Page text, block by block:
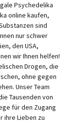
Psychedelika
online kaufen,
sind
nur schwer
den USA,
wir Ihnen helfen!
Drogen, die
ohne gegen
Unser Team
Tausenden von
für den Zugang
ihre Lieben zu